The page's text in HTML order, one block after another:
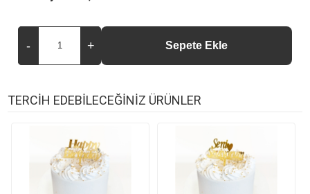
TERCİH EDEBİLECEĞİNİZ ÜRÜNLER